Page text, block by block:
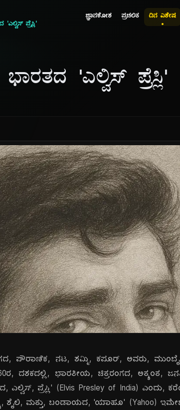
ಜ್ಞಾನಕೋಶ ಪ್ರಚಲಿತ ದಿನ ವಿಶೇಷ
ಪ್ರೆಸ್ಲಿ'
'ಎಲ್ವಿಸ್ ಪ್ರೆಸ್ಲಿ'
ಪೌರಾಣಿಕ, ನಟ, ಶಮ್ಮಿ, ಕಪೂರ್, ಅವರು,
ದಶಕದಲ್ಲಿ, ಭಾರತೀಯ, ಚಿತ್ರರಂಗದ, ಅತ್ಯಂತ,
ಎಲ್ವಿಸ್, ಪ್ರೆಸ್ಲಿ' (Elvis Presley of India) ಎಂದು,
ಶೈಲಿ, ಮತ್ತು, ಬಂಡಾಯದ, 'ಯಾಹೂ' (Yahoo)